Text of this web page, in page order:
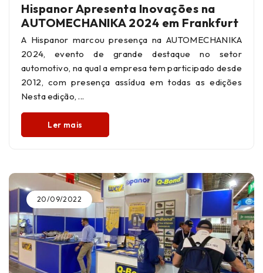
Hispanor Apresenta Inovações na
AUTOMECHANIKA 2024 em Frankfurt
A Hispanor marcou presença na AUTOMECHANIKA
2024, evento de grande destaque no setor
automotivo, na qual a empresa tem participado desde
2012, com presença assídua em todas as edições
Nesta edição,
Ler mais
20/09/2022